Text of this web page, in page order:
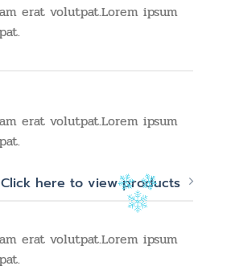
erat volutpat.Lorem ipsum
erat volutpat.Lorem ipsum
Click here to view products
erat volutpat.Lorem ipsum